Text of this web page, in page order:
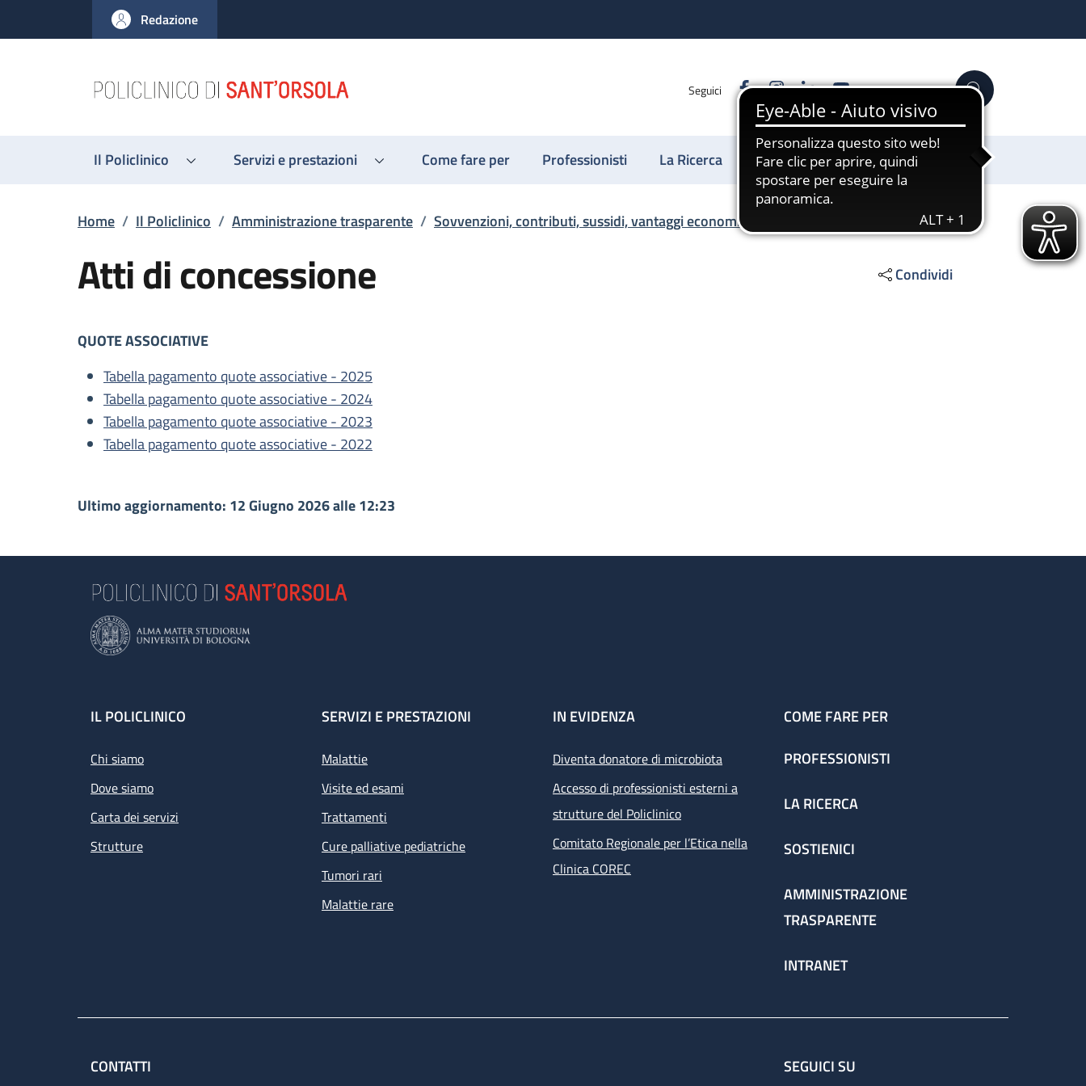
al contenuto principale
to footer content
Redazione
Seguici FacebookInstagram
LinkedinYouTube Cerca
Il Policlinico Servizi e prestazioni Come fare per Professionisti La Ricerca Sostienici
Briciole di pane
Home / Il Policlinico / Amministrazione trasparente / Sovvenzioni, contributi, sussidi, vantaggi economici
Atti di concessione Condividi
Descrizione
QUOTE ASSOCIATIVE
Tabella pagamento quote associative - 2025
Tabella pagamento quote associative - 2024
Tabella pagamento quote associative - 2023
Tabella pagamento quote associative - 2022
Ultimo aggiornamento: 12 Giugno 2026 alle 12:23
Footer
IL POLICLINICO
Chi siamo
Dove siamo
Carta dei servizi
Strutture
SERVIZI E PRESTAZIONI
Malattie
Visite ed esami
Trattamenti
Cure palliative pediatriche
Tumori rari
Malattie rare
IN EVIDENZA
Diventa donatore di microbiota
Accesso di professionisti esterni a
strutture del Policlinico
Comitato Regionale per l’Etica nella
Clinica COREC
COME FARE PER
PROFESSIONISTI
LA RICERCA
SOSTIENICI
AMMINISTRAZIONE
TRASPARENTE
INTRANET
CONTATTI SEGUICI SU